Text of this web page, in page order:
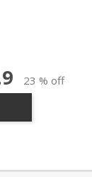
23 % off